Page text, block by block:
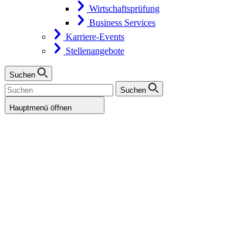
Wirtschaftsprüfung
Business Services
Karriere-Events
Stellenangebote
Suchen
Suchen
Hauptmenü öffnen